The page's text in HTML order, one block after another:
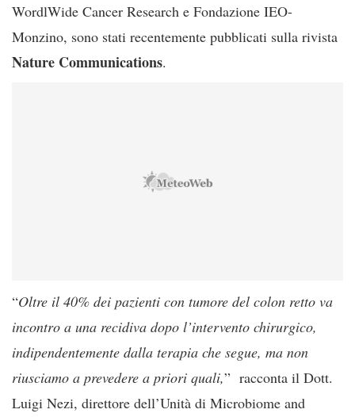
WordlWide Cancer Research e Fondazione IEO-
Monzino, sono stati recentemente pubblicati sulla rivista
Nature Communications.
“Oltre il 40% dei pazienti con tumore del colon retto va
incontro a una recidiva dopo l’intervento chirurgico,
indipendentemente dalla terapia che segue, ma non
riusciamo a prevedere a priori quali,” racconta il Dott.
Luigi Nezi, direttore dell’Unità di Microbiome and